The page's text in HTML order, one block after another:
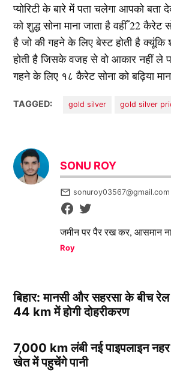
प्योरिटी के बारे में पता चलेगा आपको बता
को शुद्ध सोना माना जाता है वहीँ 22 कैरेट
है जो की गहने के लिए बेस्ट होती है क्यूंकि
होती है जिसके वजह से वो आकार नहीं ले
गहने के लिए १८ कैरेट सोना को बढ़िया
TAGGED: gold silver gold silver
SONU ROY
sonuroy03567@gmail.com
जमीन पर पैर रख कर, आसमान
Roy
बिहार: मानसी और सहरसा के बीच
44 km में होगी दोहरीकरण
7,000 km लंबी नई पाइपलाइन
खेत में पहुचेंगे पानी